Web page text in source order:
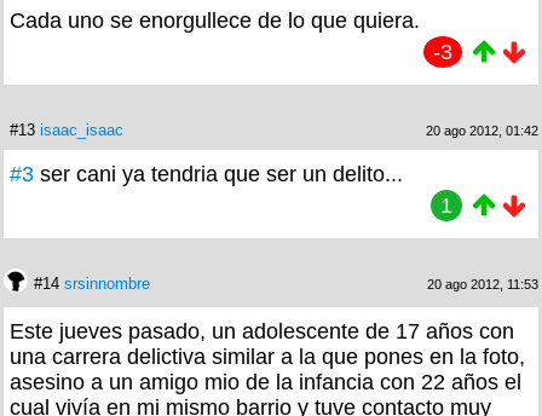
Cada uno se enorgullece de lo que quiera.
-3
#13 isaac_isaac 20 ago 2012, 01:42
#3 ser cani ya tendria que ser un delito...
1
#14 srsinnombre 20 ago 2012, 11:53
Este jueves pasado, un adolescente de 17 años con
una carrera delictiva similar a la que pones en la foto,
asesino a un amigo mio de la infancia con 22 años el
cual vivía en mi mismo barrio y tuve contacto muy